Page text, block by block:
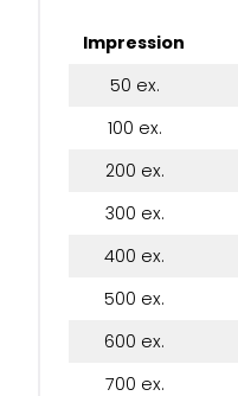
Impression
50 ex.
100 ex.
200 ex.
300 ex.
400 ex.
500 ex.
600 ex.
700 ex.